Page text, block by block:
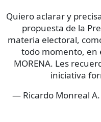
Quiero aclarar y
propuesta de la
materia electoral,
todo momento, en
MORENA. Les
iniciativa
— Ricardo Monreal